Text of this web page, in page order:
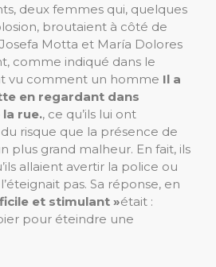
deux femmes qui, quelques
broutaient à côté de
Motta et María Dolores
comme indiqué dans le
vu comment un homme Il a
en regardant dans
rue., ce qu’ils lui ont
risque que la présence de
plus grand malheur. En fait, ils
allaient avertir la police ou
pas. Sa réponse, en
et stimulant »était :
pour éteindre une